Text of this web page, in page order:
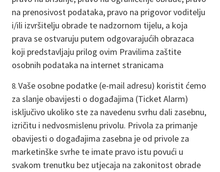
na prenosivost podataka, pravo na prigovor voditelju
i/ili izvršitelju obrade te nadzornom tijelu, a koja
prava se ostvaruju putem odgovarajućih obrazaca
koji predstavljaju prilog ovim Pravilima zaštite
osobnih podataka na internet stranicama
Vaše osobne podatke (e-mail adresu) koristit ćemo
za slanje obavijesti o događajima (Ticket Alarm)
isključivo ukoliko ste za navedenu svrhu dali zasebnu,
izričitu i nedvosmislenu privolu. Privola za primanje
obavijesti o događajima zasebna je od privole za
marketinške svrhe te imate pravo istu povući u
svakom trenutku bez utjecaja na zakonitost obrade